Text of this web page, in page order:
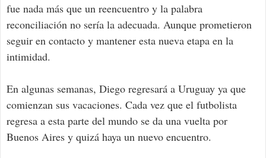
fue nada más que un reencuentro y la palabra
reconciliación no sería la adecuada. Aunque prometieron
seguir en contacto y mantener esta nueva etapa en la
intimidad.
En algunas semanas, Diego regresará a Uruguay ya que
comienzan sus vacaciones. Cada vez que el futbolista
regresa a esta parte del mundo se da una vuelta por
Buenos Aires y quizá haya un nuevo encuentro.